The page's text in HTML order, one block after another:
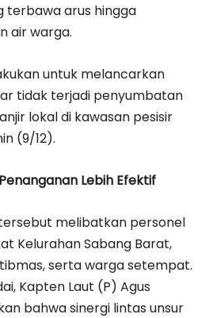
terbawa arus hingga
air warga.
untuk melancarkan
tidak terjadi penyumbatan
lokal di kawasan pesisir
(9/12).
Lebih Efektif
melibatkan personel
Kelurahan Sabang Barat,
serta warga setempat.
Kapten Laut (P) Agus
bahwa sinergi lintas unsur